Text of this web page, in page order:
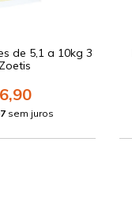
de 5,1 a 10kg 3
sem juros